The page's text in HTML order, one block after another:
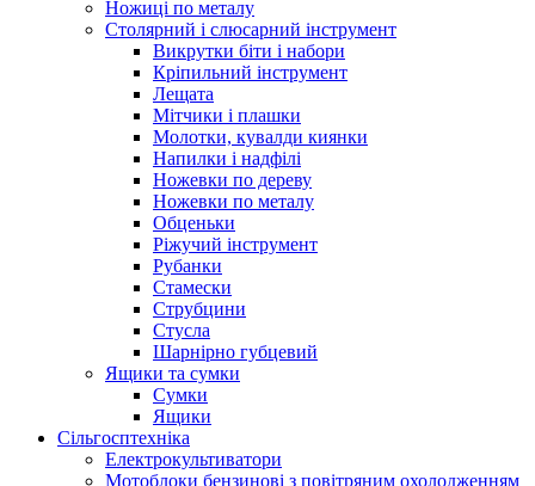
Ножиці по металу
Столярний і слюсарний інструмент
Викрутки біти і набори
Кріпильний інструмент
Лещата
Мітчики і плашки
Молотки, кувалди киянки
Напилки і надфілі
Ножевки по дереву
Ножевки по металу
Обценьки
Ріжучий інструмент
Рубанки
Стамески
Струбцини
Стусла
Шарнірно губцевий
Ящики та сумки
Сумки
Ящики
Сільгосптехніка
Електрокультиватори
Мотоблоки бензинові з повітряним охолодженням